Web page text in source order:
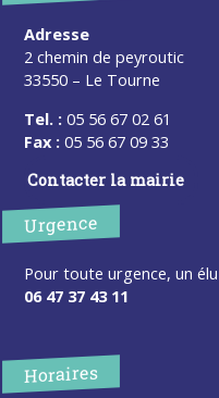
Adresse
2 chemin de peyroutic
33550 – Le Tourne
Tel. : 05 56 67 02 61
Fax : 05 56 67 09 33
Contacter la mairie
Urgence
Pour toute urgence, un
06 47 37 43 11
Horaires